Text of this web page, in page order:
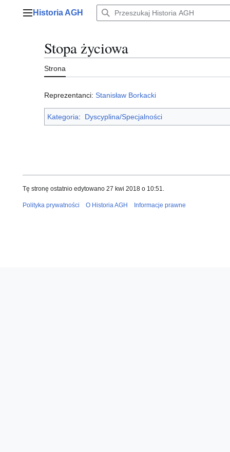
Menu główne
Historia AGH
Stopa życiowa
Strona
Reprezentanci: Stanisław Borkacki
Kategoria: Dyscyplina/Specjalności
Tę stronę ostatnio edytowano 27 kwi 2018 o 10:51.
Polityka prywatności O Historia AGH Informacje prawne